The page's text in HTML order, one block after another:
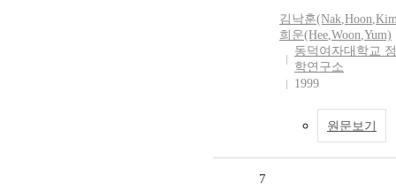
김낙훈(Nak,Hoon,
희운(Hee,Woon,Yum)
동덕여자대학교
학연구소
1999
원문보기
7